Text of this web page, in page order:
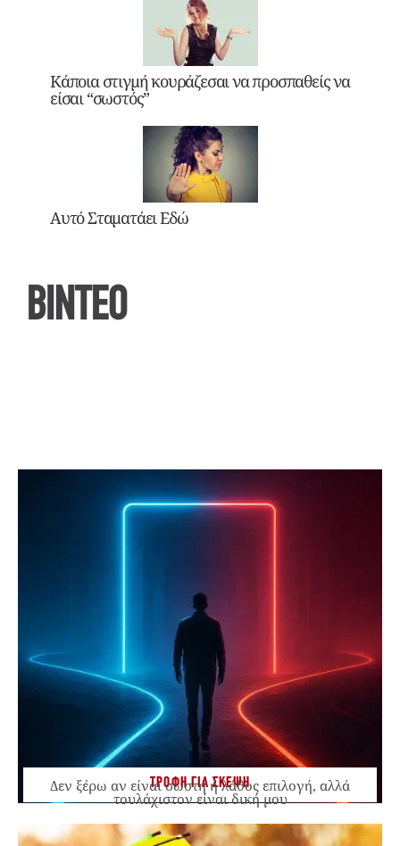
Κάποια στιγμή κουράζεσαι να προσπαθείς να
είσαι “σωστός”
Αυτό Σταματάει Εδώ
ΒΙΝΤΕΟ
ΤΡΟΦΗ ΓΙΑ ΣΚΕΨΗ
Δεν ξέρω αν είναι σωστή ή λάθος επιλογή, αλλά
τουλάχιστον είναι δική μου